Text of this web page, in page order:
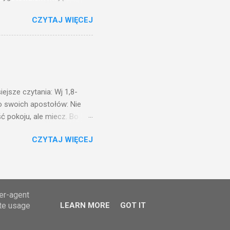
Na to król uniósł się
sługom: Uczta
na ucztę wszystkich,
I sala zapełniła się
CZYTAJ WIĘCEJ
czytania: Wj 1,8-
swoich apostołów: Nie
pokoju, ale miecz. Bo
Mnie godzien. I kto kocha
Mnie posłał. Kto
jako
CZYTAJ WIĘCEJ
agent
usage
LEARN MORE GOT IT